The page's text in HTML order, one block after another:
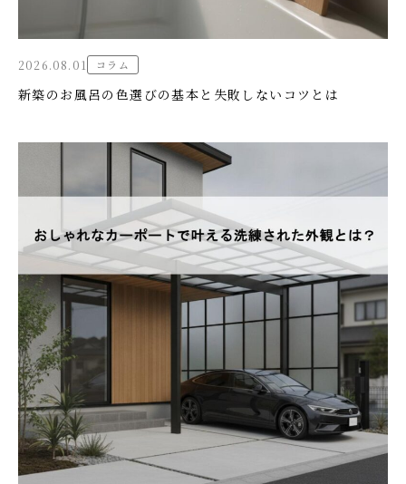
2026.08.01 コラム
新築のお風呂の色選びの基本と失敗しないコツとは